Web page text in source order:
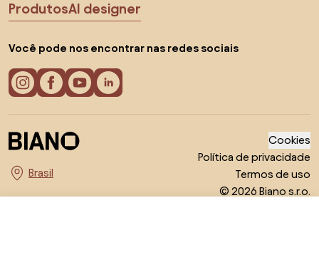
ProdutosAI designer
Você pode nos encontrar nas redes sociais
Escolha o país
Cookies
Política de privacidade
Termos de uso
© 2026 Biano s.r.o.